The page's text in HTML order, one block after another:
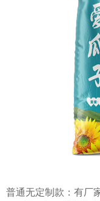
普通无定制款：有厂